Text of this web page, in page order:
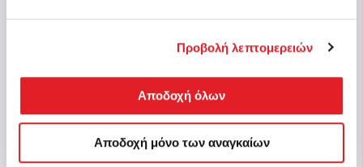
Προβολή λεπτομερειών
Αποδοχή όλων
Αποδοχή μόνο των αναγκαίων
TY Beanie Bouncers Transformers
Optimus Prime Χνουδωτό Μπαλάκι
που Αναπηδάει Μπλε
TY